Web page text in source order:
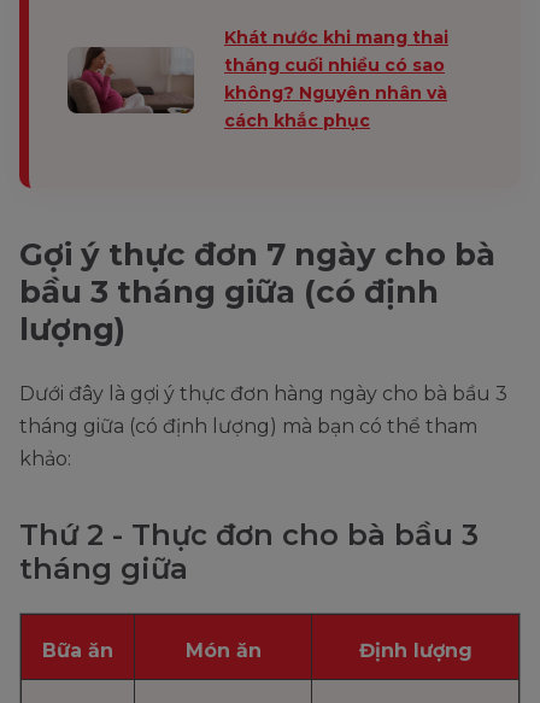
Khát nước khi mang thai
tháng cuối nhiều có sao
không? Nguyên nhân và
cách khắc phục
Gợi ý thực đơn 7 ngày cho bà
bầu 3 tháng giữa (có định
lượng)
Dưới đây là gợi ý thực đơn hàng ngày cho bà bầu 3
tháng giữa (có định lượng) mà bạn có thể tham
khảo:
Thứ 2 - Thực đơn cho bà bầu 3
tháng giữa
Bữa ăn Món ăn Định lượng